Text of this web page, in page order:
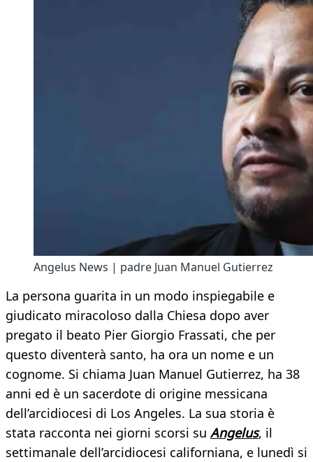
Angelus News | padre Juan Manuel Gutierrez
La persona guarita in un modo inspiegabile e
giudicato miracoloso dalla Chiesa dopo aver
pregato il beato Pier Giorgio Frassati, che per
questo diventerà santo, ha ora un nome e un
cognome. Si chiama Juan Manuel Gutierrez, ha 38
anni ed è un sacerdote di origine messicana
dell’arcidiocesi di Los Angeles. La sua storia è
stata racconta nei giorni scorsi su Angelus, il
settimanale dell’arcidiocesi californiana, e lunedì si